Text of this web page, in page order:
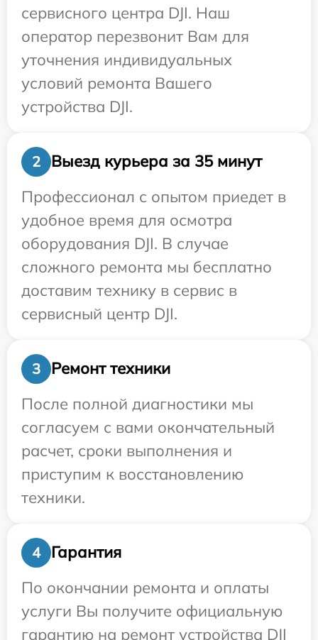
сервисного центра DJI. Наш
оператор перезвонит Вам для
уточнения индивидуальных
условий ремонта Вашего
устройства DJI.
2
Выезд курьера за 35 минут
Профессионал с опытом приедет в
удобное время для осмотра
оборудования DJI. В случае
сложного ремонта мы бесплатно
доставим технику в сервис в
сервисный центр DJI.
3
Ремонт техники
После полной диагностики мы
согласуем с вами окончательный
расчет, сроки выполнения и
приступим к восстановлению
техники.
4
Гарантия
По окончании ремонта и оплаты
услуги Вы получите официальную
гарантию на ремонт устройства DJI